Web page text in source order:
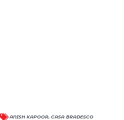
ANISH KAPOOR, CASA BRADESCO